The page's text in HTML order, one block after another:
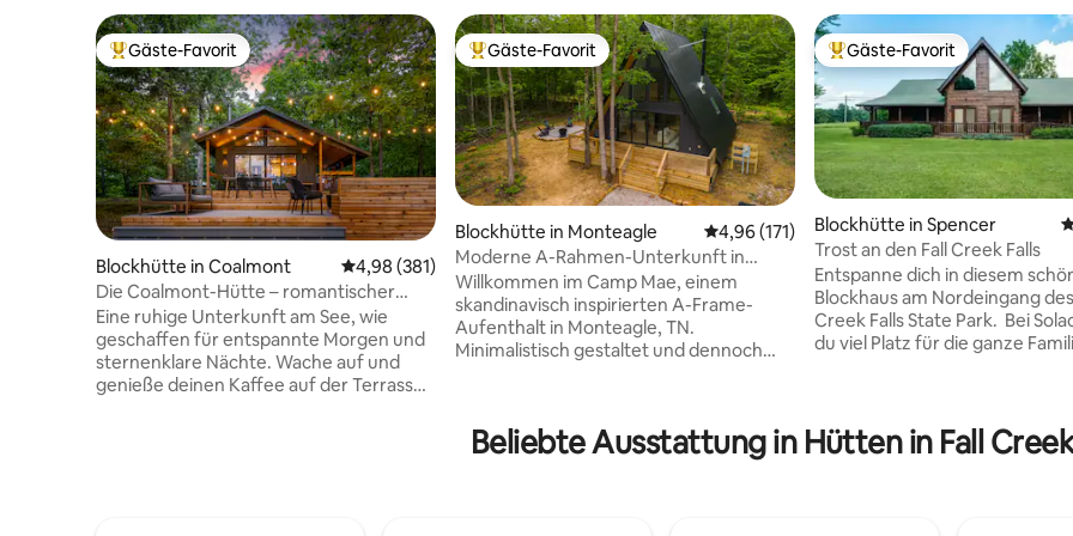
Beliebter Gäste-Favorit.
Gäste-Favorit
Blockhütte in Coalmont Durchschnittliche Bewertung: 4,98 von 5, 381 Bewertungen
4,98 (381)
Die Coalmont-Hütte – romantischer
Rückzugsort am See
Eine ruhige Unterkunft am See, wie
geschaffen für entspannte Morgen und
sternenklare Nächte. Wache auf und
genieße deinen Kaffee auf der Terrasse,
Beliebter Gäste-Favorit.
Gäste-Favorit
Blockhütte in Monteagle Durchschnittliche Bewertung: 4,96 von 5,
4,96 (171)
Moderne A-Rahmen-Unterkunft in
Monteagle mit Whirlpool
Willkommen im Camp Mae, einem
skandinavisch inspirierten A-Frame-
Aufenthalt in Monteagle, TN.
Minimalistisch gestaltet und dennoch
Monteagle entfernt. Entspanne dich im
Whirlpool oder versammle dich an der
Beliebter Gäste-Favorit.
Gäste-Favorit
Blockhütte in Spencer
Trost an den Fall Creek Falls
Entspanne dich in diesem
Blockhaus am Nordeingang des
Creek Falls State Park. Bei
du viel Platz für die ganze
Decken, geräumiger
großer Fernseher, einer
Beliebte Ausstattung in Hütten in Fall